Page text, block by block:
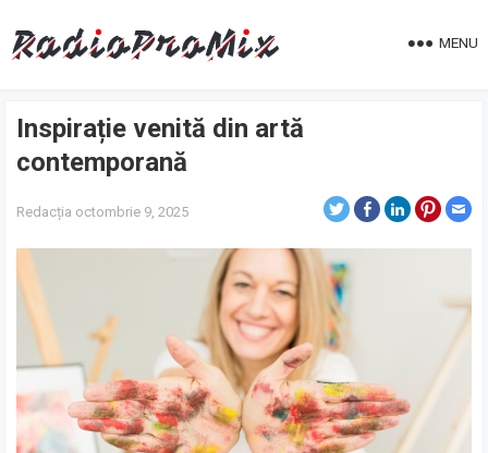
MENU
Inspirație venită din artă
contemporană
Redacția octombrie 9, 2025